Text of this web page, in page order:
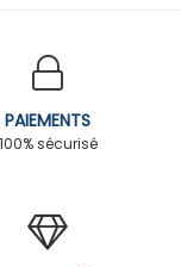
PAIEMENTS
100% sécurisé